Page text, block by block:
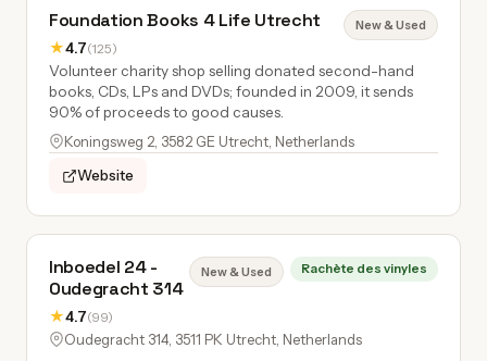
Foundation Books 4 Life Utrecht
★4.7(125)
New & Used
Volunteer charity shop selling donated second-hand
books, CDs, LPs and DVDs; founded in 2009, it sends
90% of proceeds to good causes.
Koningsweg 2, 3582 GE Utrecht, Netherlands
Website
Inboedel 24 -
Oudegracht 314
★4.7(99)
New & Used Rachète des vinyles
Oudegracht 314, 3511 PK Utrecht, Netherlands